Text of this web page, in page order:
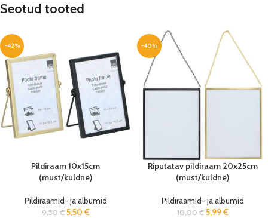
Seotud tooted
-42%
Pildiraam 10x15cm
(must/kuldne)
Pildiraamid- ja albumid
9,50€ 5,50 €
-40%
Riputatav pildiraam 20x25cm
(must/kuldne)
Pildiraamid- ja albumid
10,00€ 5,99€